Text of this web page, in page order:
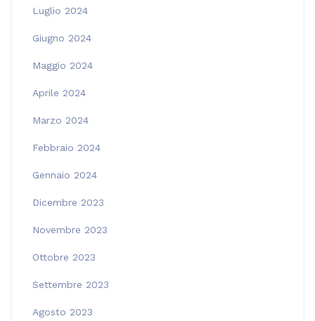
Luglio 2024
Giugno 2024
Maggio 2024
Aprile 2024
Marzo 2024
Febbraio 2024
Gennaio 2024
Dicembre 2023
Novembre 2023
Ottobre 2023
Settembre 2023
Agosto 2023